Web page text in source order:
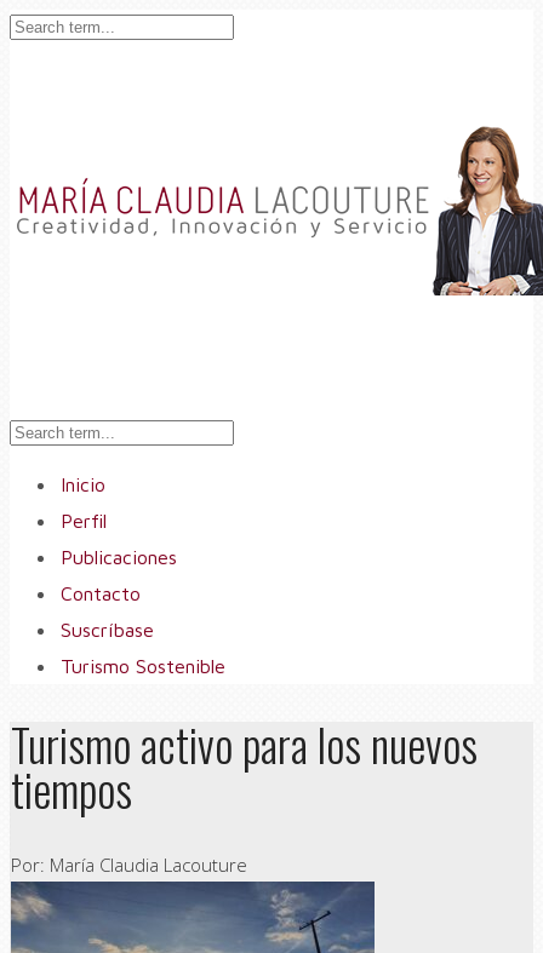
Inicio
Perfil
Publicaciones
Contacto
Suscríbase
Turismo Sostenible
Turismo activo para los nuevos
tiempos
Por: María Claudia Lacouture